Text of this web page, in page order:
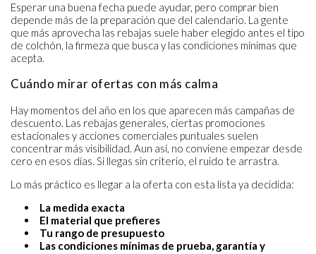
Esperar una buena fecha puede ayudar, pero comprar bien
depende más de la preparación que del calendario. La gente
que más aprovecha las rebajas suele haber elegido antes el tipo
de colchón, la firmeza que busca y las condiciones mínimas que
acepta.
Cuándo mirar ofertas con más calma
Hay momentos del año en los que aparecen más campañas de
descuento. Las rebajas generales, ciertas promociones
estacionales y acciones comerciales puntuales suelen
concentrar más visibilidad. Aun así, no conviene empezar desde
cero en esos días. Si llegas sin criterio, el ruido te arrastra.
Lo más práctico es llegar a la oferta con esta lista ya decidida:
La medida exacta
El material que prefieres
Tu rango de presupuesto
Las condiciones mínimas de prueba, garantía y